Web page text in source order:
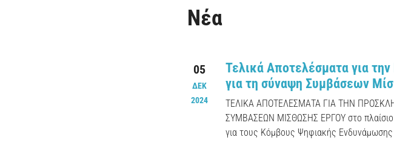
Νέα
05
ΔΕΚ
2024
Τελικά Αποτελέσματα για
για τη σύναψη Συμβάσεων
ΤΕΛΙΚΑ ΑΠΟΤΕΛΕΣΜΑΤΑ ΓΙΑ ΤΗΝ
ΣΥΜΒΑΣΕΩΝ ΜΙΣΘΩΣΗΣ ΕΡΓΟΥ στο πλαίσιο
για τους Κόμβους Ψηφιακής